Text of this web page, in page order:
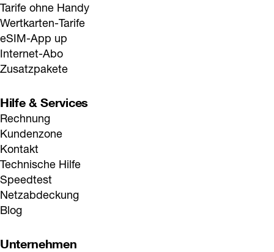
Tarife ohne Handy
Wertkarten-Tarife
eSIM-App up
Internet-Abo
Zusatzpakete
Hilfe & Services
Rechnung
Kundenzone
Kontakt
Technische Hilfe
Speedtest
Netzabdeckung
Blog
Unternehmen